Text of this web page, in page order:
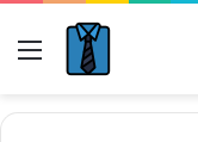
Menü